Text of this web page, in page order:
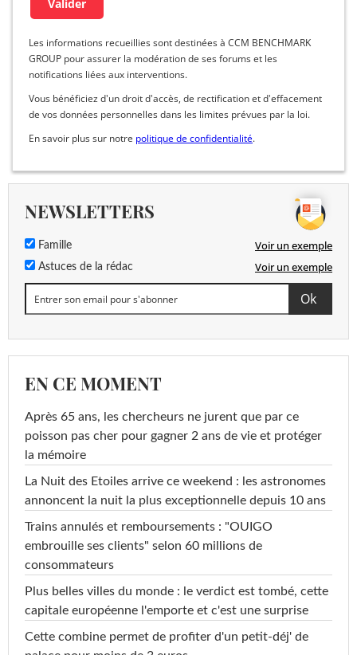
Les informations recueillies sont destinées à CCM BENCHMARK
GROUP pour assurer la modération de ses forums et les
notifications liées aux interventions.
Vous bénéficiez d'un droit d'accès, de rectification et d'effacement
de vos données personnelles dans les limites prévues par la loi.
En savoir plus sur notre politique de confidentialité.
NEWSLETTERS
Famille Voir un exemple
Astuces de la rédac Voir un exemple
EN CE MOMENT
Après 65 ans, les chercheurs ne jurent que par ce
poisson pas cher pour gagner 2 ans de vie et protéger
la mémoire
La Nuit des Etoiles arrive ce weekend : les astronomes
annoncent la nuit la plus exceptionnelle depuis 10 ans
Trains annulés et remboursements : "OUIGO
embrouille ses clients" selon 60 millions de
consommateurs
Plus belles villes du monde : le verdict est tombé, cette
capitale européenne l'emporte et c'est une surprise
Cette combine permet de profiter d'un petit-déj' de